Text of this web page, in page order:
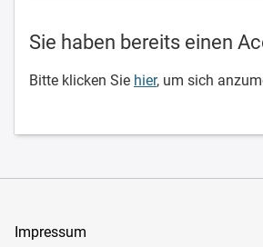
Sie haben bereits einen
Bitte klicken Sie hier, um sich
Impressum